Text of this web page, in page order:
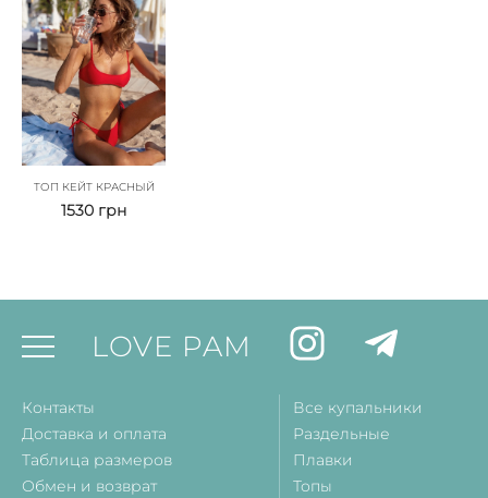
ТОП КЕЙТ КРАСНЫЙ
1530 грн
LOVE PAM
Контакты
Доставка и оплата
Таблица размеров
Обмен и возврат
Все купальники
Раздельные
Плавки
Топы